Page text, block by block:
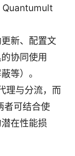
新、配置文
协同使用
等）。
理与分流，而
者可结合使
在性能损